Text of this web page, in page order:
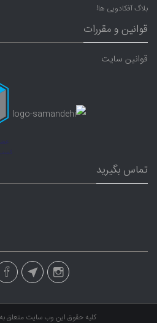
بلاگ آفکادویی ها!
قوانین و مقررات
قوانین سایت
تماس بگیرید
کلیه حقوق این وب سایت متعلق بهOffkado